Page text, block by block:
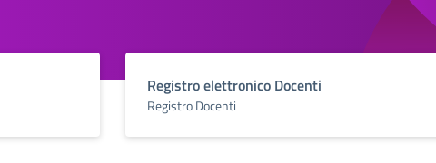
Registro elettronico Docenti
Registro Docenti